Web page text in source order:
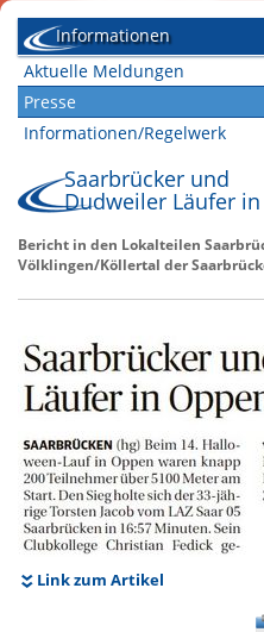
Informationen
Aktuelle Meldungen
Presse
Informationen/Regelwerk
Saarbrücker und
Dudweiler Läufer
Bericht in den Lokalteilen
Völklingen/Köllertal der
Link zum Artikel